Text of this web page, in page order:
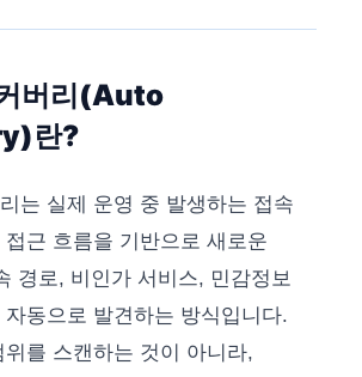
버리(Auto
란?
는 실제 운영 중 발생하는 접속
근 흐름을 기반으로 새로운
경로, 비인가 서비스, 민감정보
동으로 발견하는 방식입니다.
를 스캔하는 것이 아니라,